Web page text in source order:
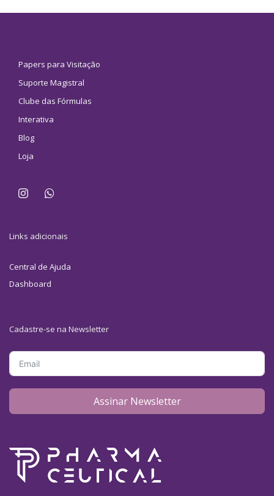
Papers para Visitação
Suporte Magistral
Clube das Fórmulas
Interativa
Blog
Loja
Links adicionais
Central de Ajuda
Dashboard
Cadastre-se na Newsletter
Assinar Newsletter